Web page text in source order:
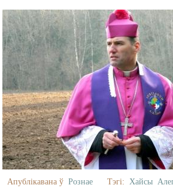
Апублікавана ў Рознае Тэгі: Хайсы